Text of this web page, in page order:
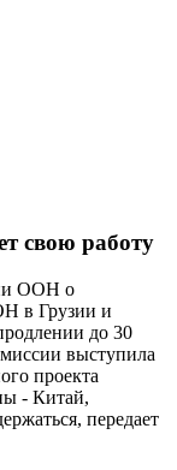
свою работу
ООН о
в Грузии и
до 30
выступила
проекта
- Китай,
передает